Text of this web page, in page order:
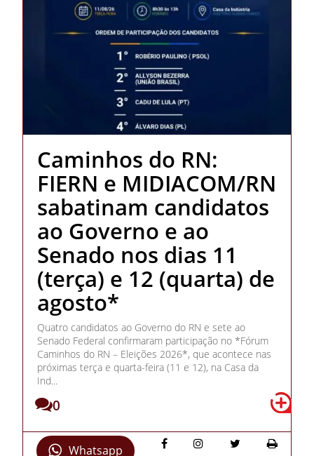
Caminhos do RN:
FIERN e MIDIACOM/RN
sabatinam candidatos
ao Governo e ao
Senado nos dias 11
(terça) e 12 (quarta) de
agosto*
Quatro candidatos ao Governo do RN e sete ao
Senado Federal confirmaram participação no *Fórum
Caminhos do RN – Eleições 2026*, que acontece nas
próximas terça e quarta-feira (11 e 12), na Casa da
Ind...
0
Whatsapp